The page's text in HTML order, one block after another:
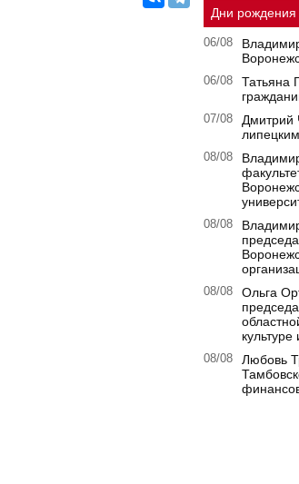
Дни рождения
06/08
06/08
Татьяна
07/08
Дмитрий
08/08
08/08
08/08
Ольга
культуре
08/08
Любовь